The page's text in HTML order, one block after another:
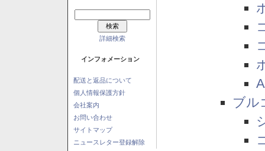
詳細検索
インフォメーション
配送と返品について
個人情報保護方針
会社案内
お問い合わせ
サイトマップ
ニュースレター登録解除
ブル